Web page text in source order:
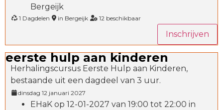
Bergeijk
1 Dagdelen in Bergeijk 12 beschikbaar
Inschrijven
eerste hulp aan kinderen
Herhalingscursus Eerste Hulp aan Kinderen,
bestaande uit een dagdeel van 3 uur.
dinsdag 12 januari 2027
EHaK op 12-01-2027 van 19:00 tot 22:00 in